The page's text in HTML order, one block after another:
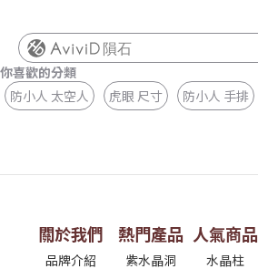
隕石
你喜歡的分類
防小人 太空人
虎眼 尺寸 防小人 手排
關於我們
品牌介紹
熱門產品
紫水晶洞
人氣商品
水晶柱